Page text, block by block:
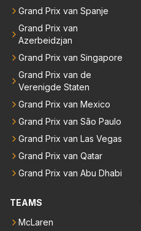
Grand Prix van Spanje
Grand Prix van
Azerbeidzjan
Grand Prix van Singapore
Grand Prix van de
Verenigde Staten
Grand Prix van Mexico
Grand Prix van São Paulo
Grand Prix van Las Vegas
Grand Prix van Qatar
Grand Prix van Abu Dhabi
TEAMS
McLaren